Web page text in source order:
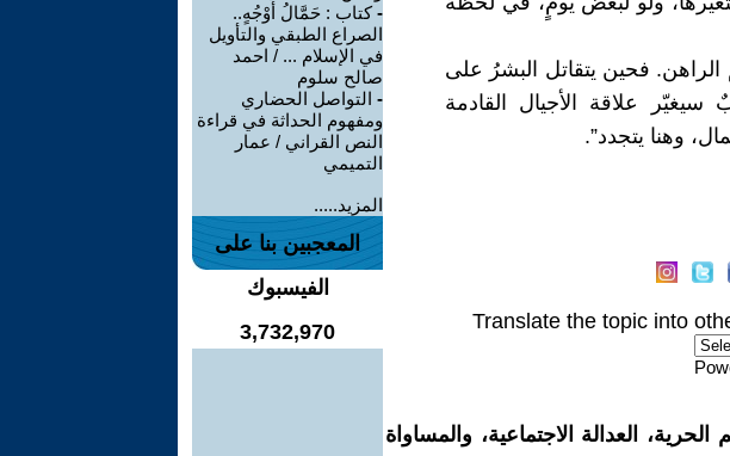
فحين يتقاتل البشرُ على
علاقة الأجيال القادمة
وهنا يتجدد”.
Translate the topic into
العدالة الاجتماعية، والمساواة
-كتاب : حَمَّالُ أَوْجُهٍ..
الصراع الطبقي والتأويل
في الإسلام ... / احمد
صالح سلوم
- التواصل الحضاري
ومفهوم الحداثة في قراءة
النص القراني / عمار
التميمي
المزيد.....
المعجبين بنا على
الفيسبوك
3,732,970